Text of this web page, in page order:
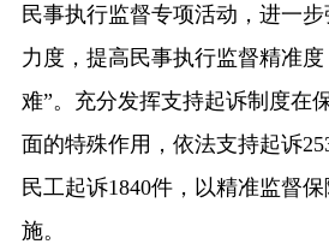
民事执行监督专项活动，进一
力度，提高民事执行监督精准
难”。充分发挥支持起诉制度在
面的特殊作用，依法支持起诉
民工起诉1840件，以精准监督
施。